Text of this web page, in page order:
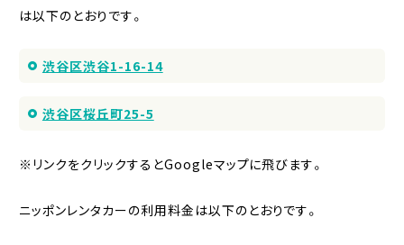
は以下のとおりです。
渋谷区渋谷1-16-14
渋谷区桜丘町25-5
※リンクをクリックするとGoogleマップに飛びます。
ニッポンレンタカーの利用料金は以下のとおりです。